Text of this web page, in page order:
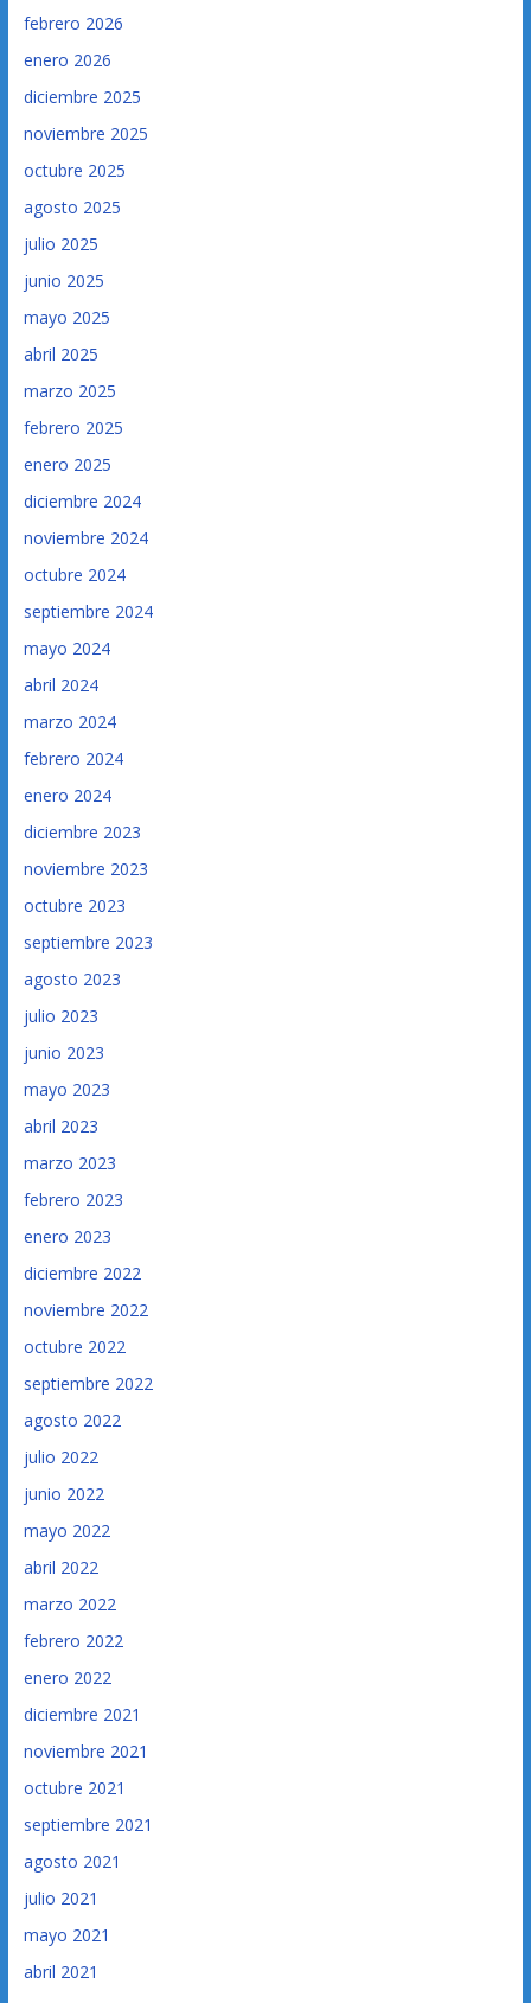
febrero 2026
enero 2026
diciembre 2025
noviembre 2025
octubre 2025
agosto 2025
julio 2025
junio 2025
mayo 2025
abril 2025
marzo 2025
febrero 2025
enero 2025
diciembre 2024
noviembre 2024
octubre 2024
septiembre 2024
mayo 2024
abril 2024
marzo 2024
febrero 2024
enero 2024
diciembre 2023
noviembre 2023
octubre 2023
septiembre 2023
agosto 2023
julio 2023
junio 2023
mayo 2023
abril 2023
marzo 2023
febrero 2023
enero 2023
diciembre 2022
noviembre 2022
octubre 2022
septiembre 2022
agosto 2022
julio 2022
junio 2022
mayo 2022
abril 2022
marzo 2022
febrero 2022
enero 2022
diciembre 2021
noviembre 2021
octubre 2021
septiembre 2021
agosto 2021
julio 2021
mayo 2021
abril 2021